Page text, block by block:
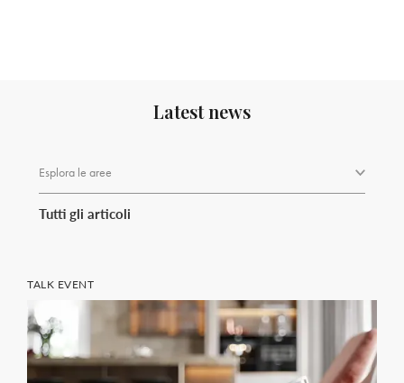
Latest news
Esplora le aree
Tutti gli articoli
TALK EVENT